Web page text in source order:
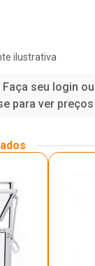
ilustrativa
Faça seu login ou
para ver